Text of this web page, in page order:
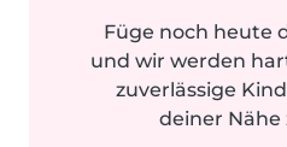
Füge noch heute
und wir werden
zuverlässige
deiner Nähe